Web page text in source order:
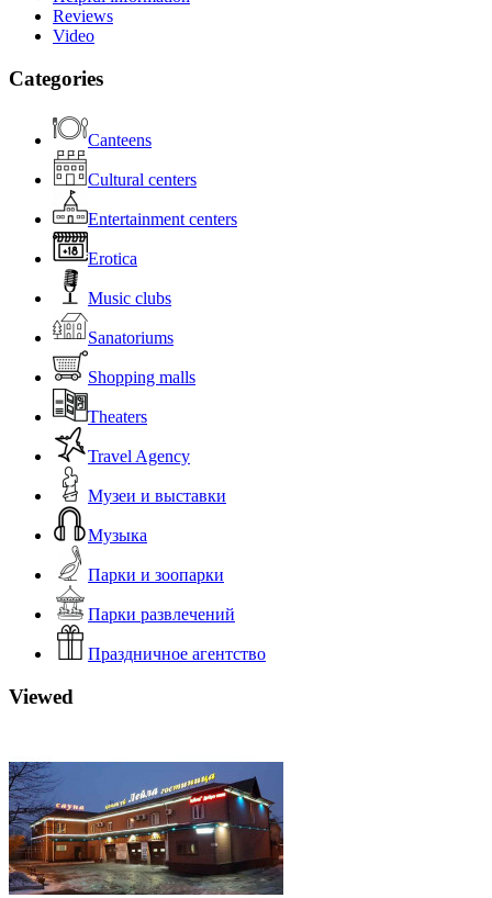
Reviews
Video
Categories
Canteens
Cultural centers
Entertainment centers
Erotica
Music clubs
Sanatoriums
Shopping malls
Theaters
Travel Agency
Музеи и выставки
Музыка
Парки и зоопарки
Парки развлечений
Праздничное агентство
Viewed